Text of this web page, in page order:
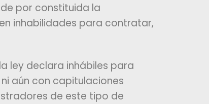
por constituida la
inhabilidades para contratar,
ley declara inhábiles para
aún con capitulaciones
de este tipo de